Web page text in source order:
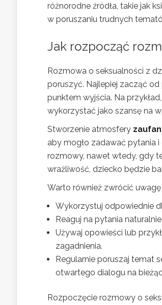
różnorodne źródła, takie jak
w poruszaniu trudnych
Jak rozpocząć
Rozmowa o seksualności z
poruszyć. Najlepiej zacząć
punktem wyjścia. Na
wykorzystać jako szansę na
Stworzenie atmosfery
aby mogło zadawać pytania
rozmowy, nawet wtedy, gdy
wrażliwość, dziecko będzie
Warto również zwrócić
Wykorzystuj odpowiednie
Reaguj na pytania
Używaj opowieści lub
zagadnienia.
Regularnie poruszaj temat
otwartego dialogu na
Rozpoczęcie rozmowy o